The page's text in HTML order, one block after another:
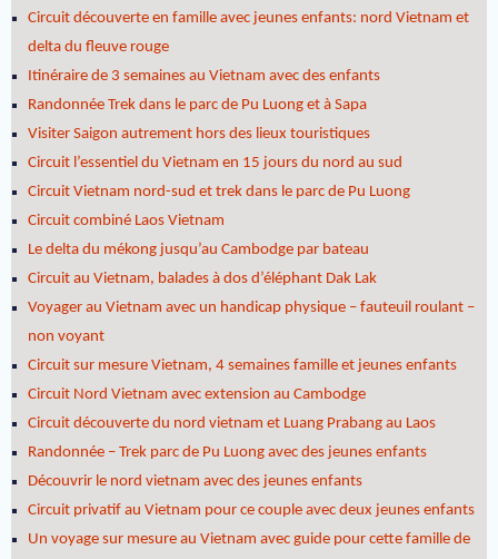
Circuit découverte en famille avec jeunes enfants: nord Vietnam et
delta du fleuve rouge
Itinéraire de 3 semaines au Vietnam avec des enfants
Randonnée Trek dans le parc de Pu Luong et à Sapa
Visiter Saigon autrement hors des lieux touristiques
Circuit l’essentiel du Vietnam en 15 jours du nord au sud
Circuit Vietnam nord-sud et trek dans le parc de Pu Luong
Circuit combiné Laos Vietnam
Le delta du mékong jusqu’au Cambodge par bateau
Circuit au Vietnam, balades à dos d’éléphant Dak Lak
Voyager au Vietnam avec un handicap physique – fauteuil roulant –
non voyant
Circuit sur mesure Vietnam, 4 semaines famille et jeunes enfants
Circuit Nord Vietnam avec extension au Cambodge
Circuit découverte du nord vietnam et Luang Prabang au Laos
Randonnée – Trek parc de Pu Luong avec des jeunes enfants
Découvrir le nord vietnam avec des jeunes enfants
Circuit privatif au Vietnam pour ce couple avec deux jeunes enfants
Un voyage sur mesure au Vietnam avec guide pour cette famille de